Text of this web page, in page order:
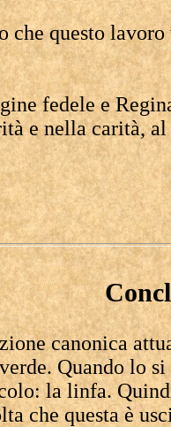
che questo
fedele e
e nella carità,
canonica
Quando lo
la linfa.
che questa è